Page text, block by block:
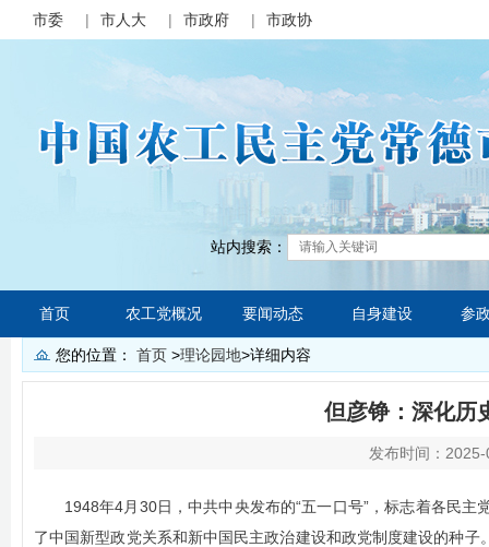
市委 | 市人大 | 市政府 | 市政协
站内搜索：
首页 农工党概况 要闻动态 自身建设 参
您的位置： 首页 >理论园地>详细内容
但彦铮：深化历
发布时间：
1948年4月30日，中共中央发布的“五一口号”，标志着各民
了中国新型政党关系和新中国民主政治建设和政党制度建设的种